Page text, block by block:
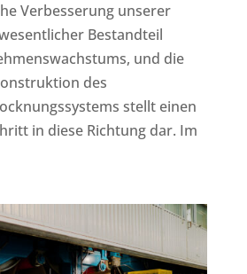
Verbesserung unserer
Bestandteil
und die
des
stellt einen
in diese Richtung dar. Im